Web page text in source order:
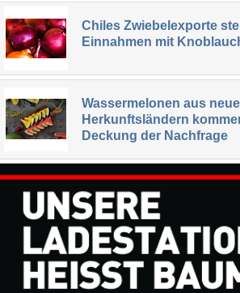
Chiles Zwiebelexporte
Einnahmen mit
Wassermelonen aus
Herkunftsländern
Deckung der Nachfrage